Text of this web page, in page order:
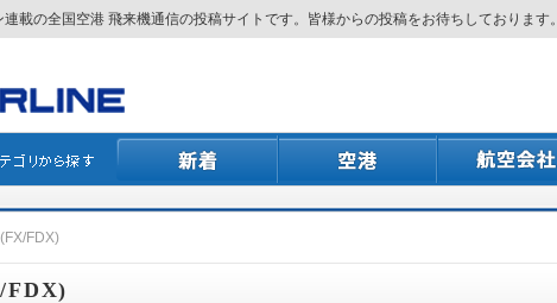
載の全国空港 飛来機通信の投稿サイトです。皆様からの投稿をお待ちしております。
FDX)
FDX)